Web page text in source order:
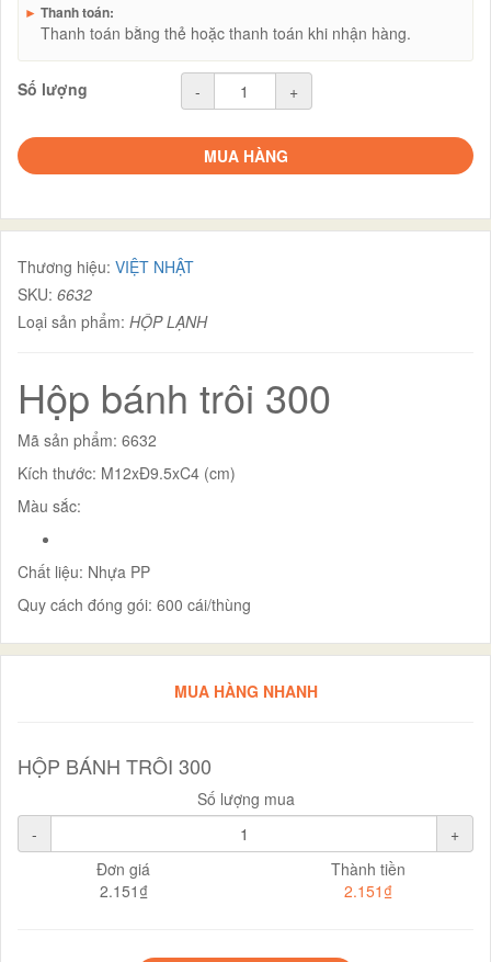
► Thanh toán:
Thanh toán bằng thẻ hoặc thanh toán khi nhận hàng.
Số lượng - +
MUA HÀNG
Thương hiệu: VIỆT NHẬT
SKU: 6632
Loại sản phẩm: HỘP LẠNH
Hộp bánh trôi 300
Mã sản phẩm: 6632
Kích thước: M12xĐ9.5xC4 (cm)
Màu sắc:
Chất liệu: Nhựa PP
Quy cách đóng gói: 600 cái/thùng
MUA HÀNG NHANH
HỘP BÁNH TRÔI 300
Số lượng mua
-
+
Đơn giá
2.151₫
Thành tiền
2.151₫